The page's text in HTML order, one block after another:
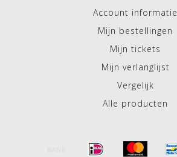
Account informatie
Mijn bestellingen
Mijn tickets
Mijn verlanglijst
Vergelijk
Alle producten